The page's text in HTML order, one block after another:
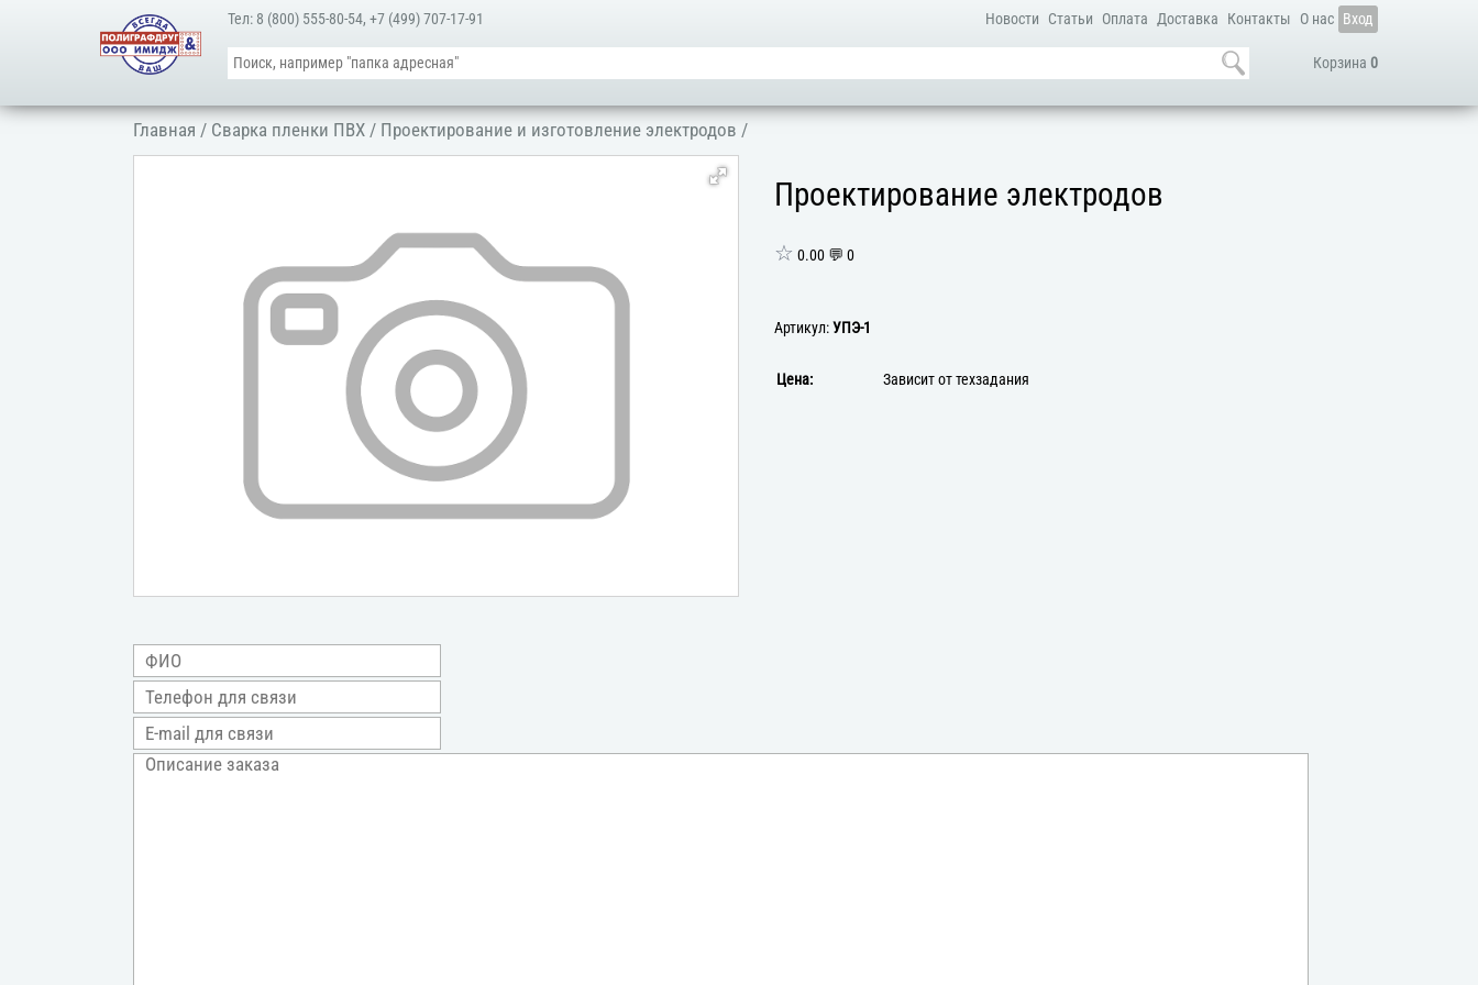
Новости Статьи Оплата Доставка Контакты О нас Вход
Корзина 0
Тел: 8 (800) 555-80-54,+7 (499) 707-17-91
Главная / Сварка пленки ПВХ / Проектирование и изготовление электродов /
Проектирование электродов
☆ 0.00 💬 0
Артикул:УПЭ-1
Цена: Зависит от техзадания